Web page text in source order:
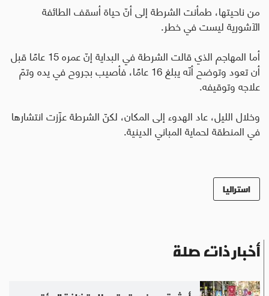
من ناحيتها، طمأنت الشرطة إلى أنّ حياة أسقف الطائفة
الآشورية ليست في خطر.
أما المهاجم الذي قالت الشرطة في البداية إنّ عمره 15 عامًا قبل
أن تعود وتوضح أنّه يبلغ 16 عامًا، فأصيب بجروح في يده وتمّ
علاجه وتوقيفه.
وخلال الليل، عاد الهدوء إلى المكان، لكنّ الشرطة عزّزت انتشارها
في المنطقة لحماية المباني الدينية.
استراليا
أخبار ذات صلة